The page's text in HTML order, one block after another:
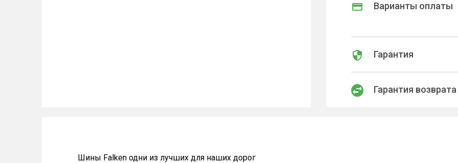
Варианты оплаты
Гарантия
Гарантия возврата
Шины Falken одни из лучших для наших дорог